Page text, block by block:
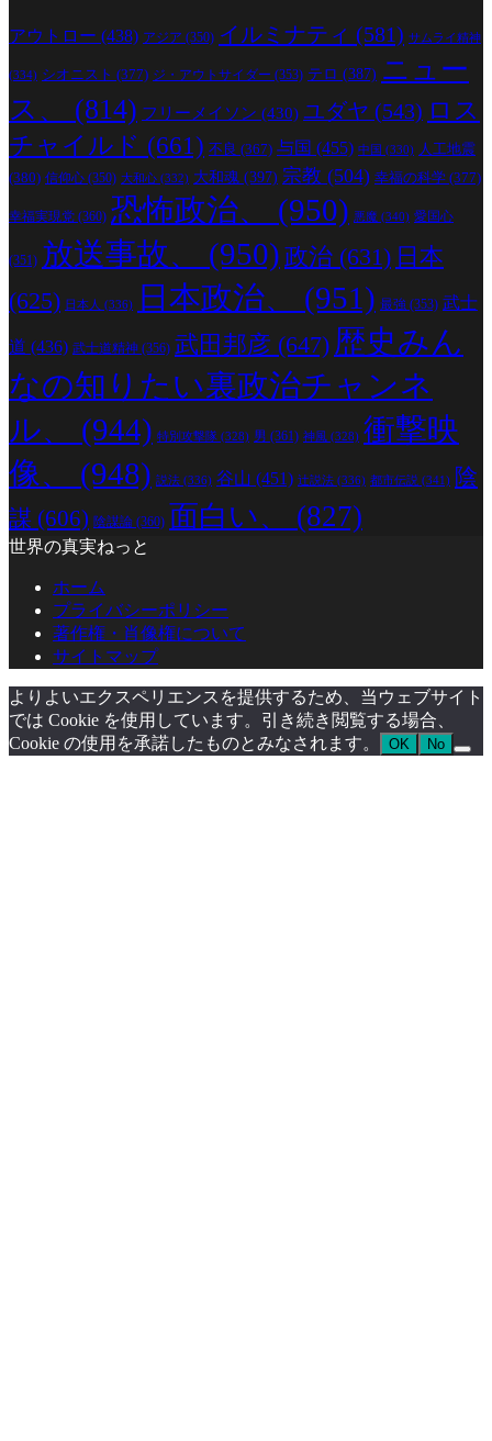
アウトロー (438) アジア (350) イルミナティ (581) サムライ精神
(334) シオニスト (377) ジ・アウトサイダー (353) テロ (387) ニュー
ス、
(814) フリーメイソン (430) ユダヤ (543) ロス
チャイルド (661) 不良 (367) 与国 (455) 中国 (330) 人工地震
(380) 信仰心 (350) 大和心 (332) 大和魂 (397) 宗教 (504) 幸福の科学 (377)
幸福実現党 (360) 恐怖政治、 (950) 悪魔 (340) 愛国心
(351) 放送事故、 (950) 政治 (631) 日本
(625) 日本人 (336) 日本政治、 (951) 最強 (353) 武士
道 (436) 武士道精神 (356) 武田邦彦 (647) 歴史みん
なの知りたい裏政治チャンネ
ル、
(944) 特別攻撃隊 (328) 男 (361) 神風 (328) 衝撃映
像、
(948) 説法 (336) 谷山 (451) 辻説法 (336) 都市伝説 (341) 陰
謀 (606) 陰謀論 (360) 面白い、 (827)
世界の真実ねっと
ホーム
プライバシーポリシー
著作権・肖像権について
サイトマップ
よりよいエクスペリエンスを提供するため、当ウェブサイト
では Cookie を使用しています。引き続き閲覧する場合、
Cookie の使用を承諾したものとみなされます。
OK No